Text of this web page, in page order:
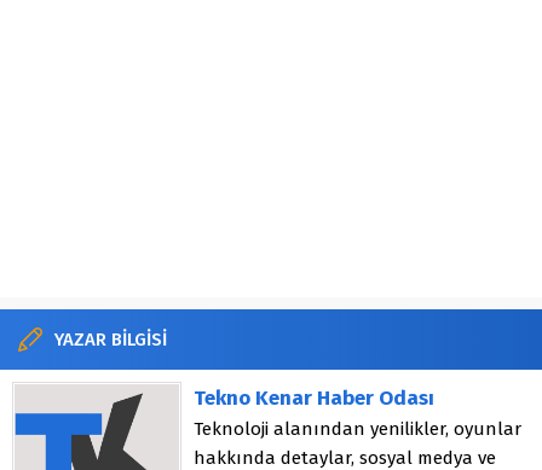
YAZAR BİLGİSİ
Tekno Kenar Haber Odası
Teknoloji alanından yenilikler, oyunlar
hakkında detaylar, sosyal medya ve